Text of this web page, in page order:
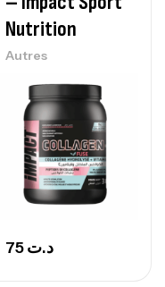
Nutrition
Autres
د.ت